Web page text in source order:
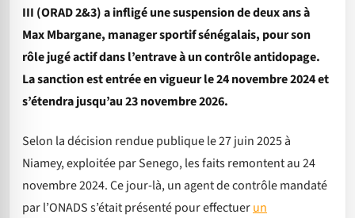
III (ORAD 2&3) a infligé une suspension de deux ans à
Max Mbargane, manager sportif sénégalais, pour son
rôle jugé actif dans l’entrave à un contrôle antidopage.
La sanction est entrée en vigueur le 24 novembre 2024 et
s’étendra jusqu’au 23 novembre 2026.
Selon la décision rendue publique le 27 juin 2025 à
Niamey, exploitée par Senego, les faits remontent au 24
novembre 2024. Ce jour-là, un agent de contrôle mandaté
par l’ONADS s’était présenté pour effectuerun